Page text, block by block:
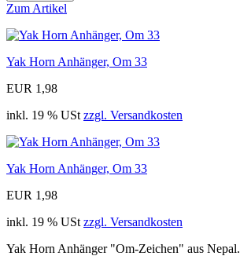
Zum Artikel
Yak Horn Anhänger, Om 33
EUR 1,98
inkl. 19 % USt zzgl. Versandkosten
Yak Horn Anhänger, Om 33
EUR 1,98
inkl. 19 % USt zzgl. Versandkosten
Yak Horn Anhänger "Om-Zeichen" aus Nepal.